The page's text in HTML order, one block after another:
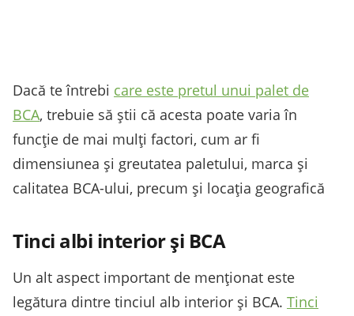
Dacă te întrebi care este pretul unui palet de
BCA, trebuie să știi că acesta poate varia în
funcție de mai mulți factori, cum ar fi
dimensiunea și greutatea paletului, marca și
calitatea BCA-ului, precum și locația geografică
Tinci albi interior și BCA
Un alt aspect important de menționat este
legătura dintre tinciul alb interior și BCA. Tinci